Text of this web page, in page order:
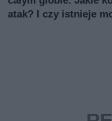
atak? I czy istnieje